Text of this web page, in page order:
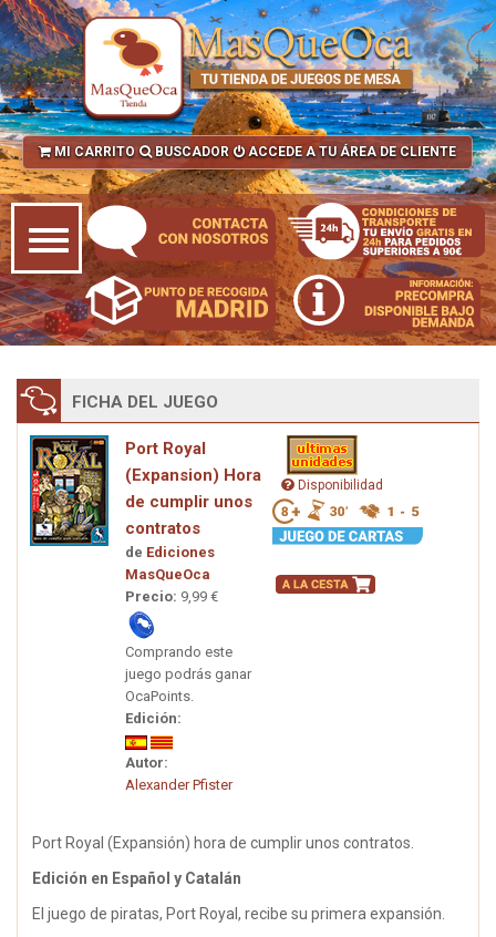
MI CARRITO BUSCADOR ACCEDE A TU ÁREA DE CLIENTE
FICHA DEL JUEGO
Port Royal
(Expansion) Hora
de cumplir unos
contratos
de Ediciones
MasQueOca
Precio: 9,99 €
Comprando este
juego podrás ganar
OcaPoints.
Edición:
Autor:
Alexander Pfister
Disponibilidad
Port Royal (Expansión) hora de cumplir unos contratos.
Edición en Español y Catalán
El juego de piratas, Port Royal, recibe su primera expansión.